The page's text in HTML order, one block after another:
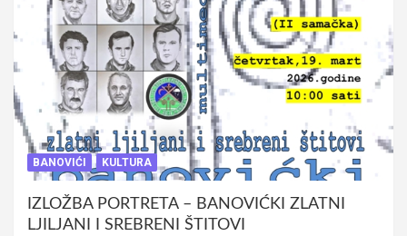
BANOVIĆI KULTURA
IZLOŽBA PORTRETA – BANOVIĆKI ZLATNI
LJILJANI I SREBRENI ŠTITOVI